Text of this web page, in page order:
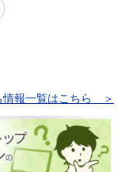
情報一覧はこちら ＞